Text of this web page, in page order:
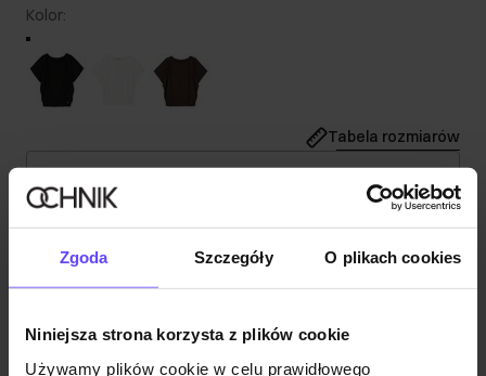
Zgoda Szczegóły O plikach cookies
Niniejsza strona korzysta z plików cookie
Używamy plików cookie w celu prawidłowego
Kolor:
Tabela rozmiarów
Nasza modelka ma 180 cm wzrostu i nosi rozmiar S.
Wysyłka w 1 dzień roboczy
Opis produktu
Skład